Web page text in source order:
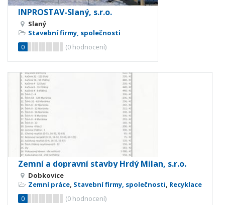
INPROSTAV-Slaný, s.r.o.
Slaný
Stavební firmy, společnosti
0
(0 hodnocení)
Zemní a dopravní stavby Hrdý Milan, s.r.o.
Dobkovice
Zemní práce, Stavební firmy, společnosti, Recyklace
0
(0 hodnocení)